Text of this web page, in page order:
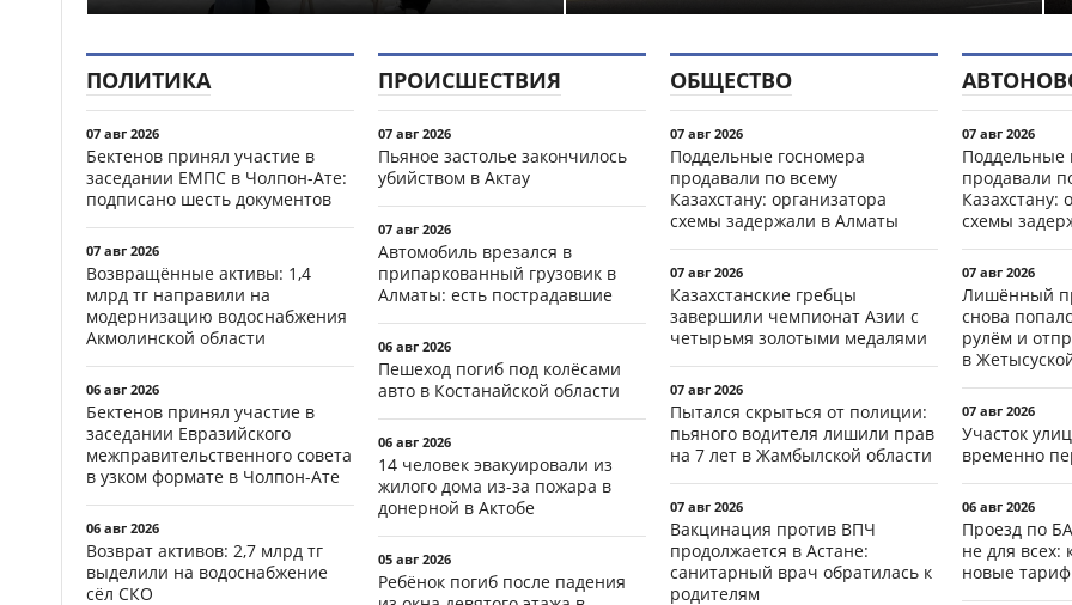
ПОЛИТИКА
07 авг 2026
Бектенов принял участие в
заседании ЕМПС в Чолпон-Ате:
подписано шесть документов
07 авг 2026
Возвращённые активы: 1,4
млрд тг направили на
модернизацию водоснабжения
Акмолинской области
06 авг 2026
Бектенов принял участие в
заседании Евразийского
межправительственного совета
в узком формате в Чолпон-Ате
06 авг 2026
Возврат активов: 2,7 млрд тг
выделили на водоснабжение
сёл СКО
ПРОИСШЕСТВИЯ
07 авг 2026
Пьяное застолье закончилось
убийством в Актау
07 авг 2026
Автомобиль врезался в
припаркованный грузовик в
Алматы: есть пострадавшие
06 авг 2026
Пешеход погиб под колёсами
авто в Костанайской области
06 авг 2026
14 человек эвакуировали из
жилого дома из-за пожара в
донерной в Актобе
05 авг 2026
Ребёнок погиб после падения
ОБЩЕСТВО
07 авг 2026
Поддельные госномера
продавали по всему
Казахстану: организатора
схемы задержали в Алматы
07 авг 2026
Казахстанские гребцы
завершили чемпионат Азии с
четырьмя золотыми медалями
07 авг 2026
Пытался скрыться от полиции:
пьяного водителя лишили прав
на 7 лет в Жамбылской области
07 авг 2026
Вакцинация против ВПЧ
продолжается в Астане:
санитарный врач обратилась к
родителям
07 авг 2026
Поддельные
продавали
Казахстану:
схемы
07 авг 2026
Лишённый
снова
рулём и
в
07 авг 2026
Участок
временно
06 авг 2026
Проезд по
не для всех:
новые